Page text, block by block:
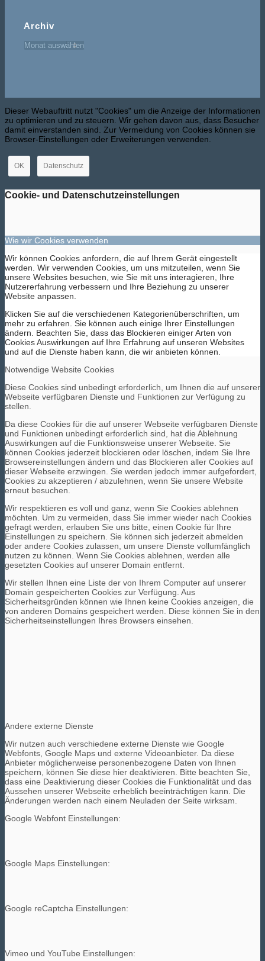
Archiv
Dieser Webauftritt nutzt "Cookies" um die Anzeige der Informationen
zu optimieren und zu steuern. Wir gehen davon aus, dass Besucher
damit einverstanden sind. Zur Vermeidung von Cookies können sie
Browser-Einstellungen oder Erweiterungen verwenden.
OK Datenschutz
Cookie- und Datenschutzeinstellungen
Wie wir Cookies verwenden
Wir können Cookies anfordern, die auf Ihrem Gerät eingestellt
werden. Wir verwenden Cookies, um uns mitzuteilen, wenn Sie
unsere Websites besuchen, wie Sie mit uns interagieren, Ihre
Nutzererfahrung verbessern und Ihre Beziehung zu unserer
Website anpassen.
Klicken Sie auf die verschiedenen Kategorienüberschriften, um
mehr zu erfahren. Sie können auch einige Ihrer Einstellungen
ändern. Beachten Sie, dass das Blockieren einiger Arten von
Cookies Auswirkungen auf Ihre Erfahrung auf unseren Websites
und auf die Dienste haben kann, die wir anbieten können.
Notwendige Website Cookies
Diese Cookies sind unbedingt erforderlich, um Ihnen die auf unserer
Webseite verfügbaren Dienste und Funktionen zur Verfügung zu
stellen.
Da diese Cookies für die auf unserer Webseite verfügbaren Dienste
und Funktionen unbedingt erforderlich sind, hat die Ablehnung
Auswirkungen auf die Funktionsweise unserer Webseite. Sie
können Cookies jederzeit blockieren oder löschen, indem Sie Ihre
Browsereinstellungen ändern und das Blockieren aller Cookies auf
dieser Webseite erzwingen. Sie werden jedoch immer aufgefordert,
Cookies zu akzeptieren / abzulehnen, wenn Sie unsere Website
erneut besuchen.
Wir respektieren es voll und ganz, wenn Sie Cookies ablehnen
möchten. Um zu vermeiden, dass Sie immer wieder nach Cookies
gefragt werden, erlauben Sie uns bitte, einen Cookie für Ihre
Einstellungen zu speichern. Sie können sich jederzeit abmelden
oder andere Cookies zulassen, um unsere Dienste vollumfänglich
nutzen zu können. Wenn Sie Cookies ablehnen, werden alle
gesetzten Cookies auf unserer Domain entfernt.
Wir stellen Ihnen eine Liste der von Ihrem Computer auf unserer
Domain gespeicherten Cookies zur Verfügung. Aus
Sicherheitsgründen können wie Ihnen keine Cookies anzeigen, die
von anderen Domains gespeichert werden. Diese können Sie in den
Sicherheitseinstellungen Ihres Browsers einsehen.
Andere externe Dienste
Wir nutzen auch verschiedene externe Dienste wie Google
Webfonts, Google Maps und externe Videoanbieter. Da diese
Anbieter möglicherweise personenbezogene Daten von Ihnen
speichern, können Sie diese hier deaktivieren. Bitte beachten Sie,
dass eine Deaktivierung dieser Cookies die Funktionalität und das
Aussehen unserer Webseite erheblich beeinträchtigen kann. Die
Änderungen werden nach einem Neuladen der Seite wirksam.
Google Webfont Einstellungen:
Google Maps Einstellungen:
Google reCaptcha Einstellungen:
Vimeo und YouTube Einstellungen: